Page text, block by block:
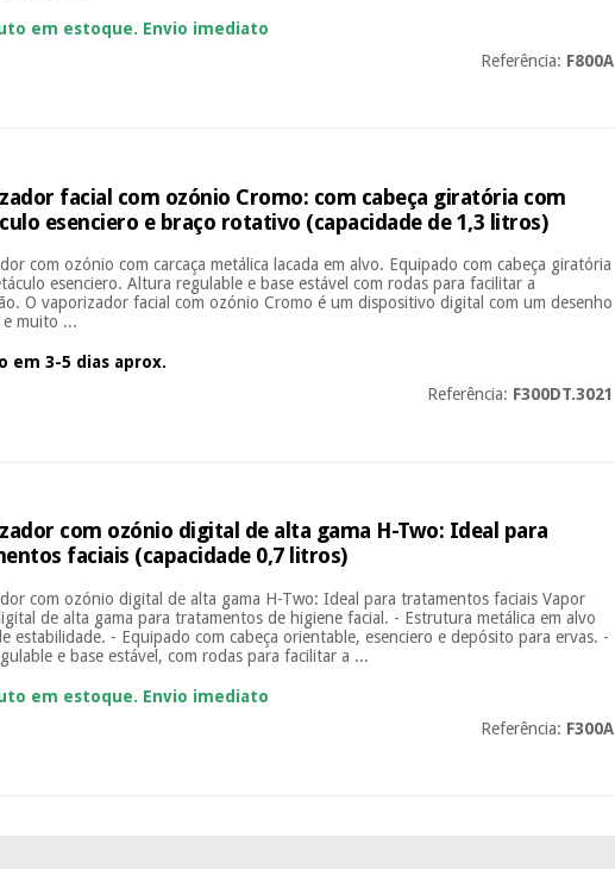
em estoque. Envio imediato
Referência: F800A
facial com ozónio Cromo: com cabeça giratória com
esenciero e braço rotativo (capacidade de 1,3 litros)
com ozónio com carcaça metálica lacada em alvo. Equipado com cabeça giratória
esenciero. Altura regulable e base estável com rodas para facilitar a
O vaporizador facial com ozónio Cromo é um dispositivo digital com um desenho
e muito ...
em 3-5 dias aprox.
Referência: F300DT.3021
com ozónio digital de alta gama H-Two: Ideal para
faciais (capacidade 0,7 litros)
com ozónio digital de alta gama H-Two: Ideal para tratamentos faciais Vapor
de alta gama para tratamentos de higiene facial. - Estrutura metálica em alvo
estabilidade. - Equipado com cabeça orientable, esenciero e depósito para ervas. -
e base estável, com rodas para facilitar a ...
em estoque. Envio imediato
Referência: F300A